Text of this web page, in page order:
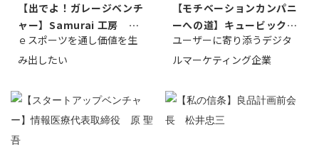
【出でよ！ガレージベンチ
ャー】Samurai 工房 代
表取締...
ｅスポーツを通し価値を生
み出したい
【モチベーションカンパニ
ーへの道】キュービック代
表取締役CE...
ユーザーに寄り添うデジタ
ルマーケティング企業